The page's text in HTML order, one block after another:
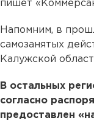
пишет
Напомним, в
самозанятых
Калужской
В остальных
согласно
предоставлен